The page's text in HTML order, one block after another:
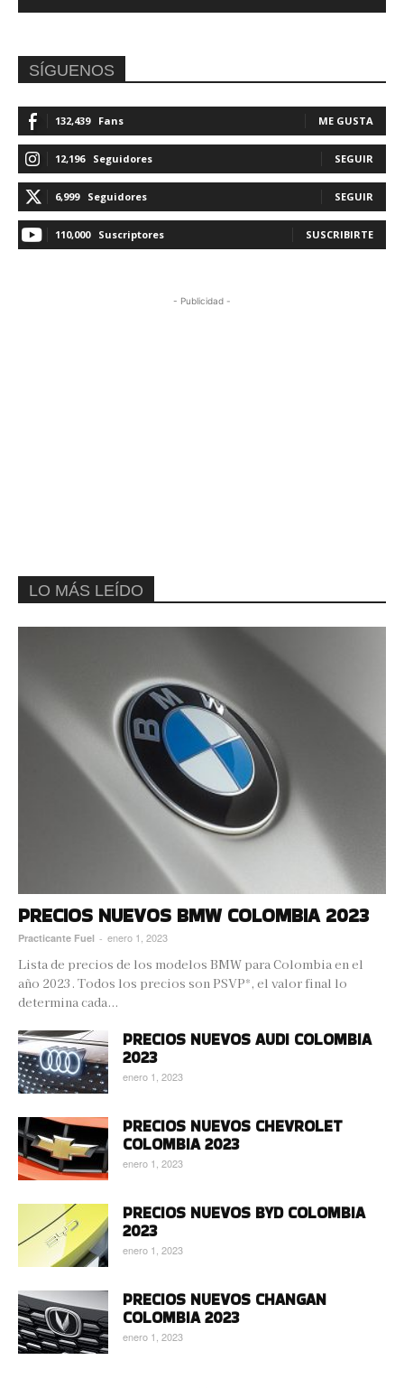
SÍGUENOS
132,439 Fans ME GUSTA
12,196 Seguidores SEGUIR
6,999 Seguidores SEGUIR
110,000 Suscriptores SUSCRIBIRTE
- Publicidad -
LO MÁS LEÍDO
PRECIOS NUEVOS BMW COLOMBIA 2023
Practicante Fuel - enero 1, 2023
Lista de precios de los modelos BMW para Colombia en el
año 2023. Todos los precios son PSVP*, el valor final lo
determina cada...
PRECIOS NUEVOS AUDI COLOMBIA
2023
enero 1, 2023
PRECIOS NUEVOS CHEVROLET
COLOMBIA 2023
enero 1, 2023
PRECIOS NUEVOS BYD COLOMBIA
2023
enero 1, 2023
PRECIOS NUEVOS CHANGAN
COLOMBIA 2023
enero 1, 2023